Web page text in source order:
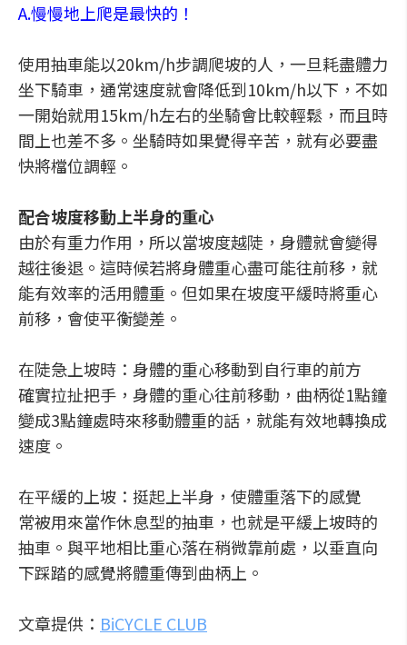
A.慢慢地上爬是最快的！
使用抽車能以20km/h步調爬坡的人，一旦耗盡體力
坐下騎車，通常速度就會降低到10km/h以下，不如
一開始就用15km/h左右的坐騎會比較輕鬆，而且時
間上也差不多。坐騎時如果覺得辛苦，就有必要盡
快將檔位調輕。
配合坡度移動上半身的重心
由於有重力作用，所以當坡度越陡，身體就會變得
越往後退。這時候若將身體重心盡可能往前移，就
能有效率的活用體重。但如果在坡度平緩時將重心
前移，會使平衡變差。
在陡急上坡時：身體的重心移動到自行車的前方
確實拉扯把手，身體的重心往前移動，曲柄從1點鐘
變成3點鐘處時來移動體重的話，就能有效地轉換成
速度。
在平緩的上坡：挺起上半身，使體重落下的感覺
常被用來當作休息型的抽車，也就是平緩上坡時的
抽車。與平地相比重心落在稍微靠前處，以垂直向
下踩踏的感覺將體重傳到曲柄上。
文章提供： BiCYCLE CLUB